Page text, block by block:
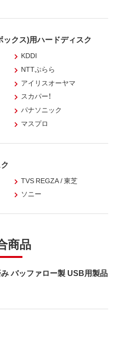
クス)用ハードディスク
KDDI
NTTぷらら
アイリスオーヤマ
スカパー！
パナソニック
マスプロ
TVS REGZA / 東芝
ソニー
商品
バッファロー製 USB用製品